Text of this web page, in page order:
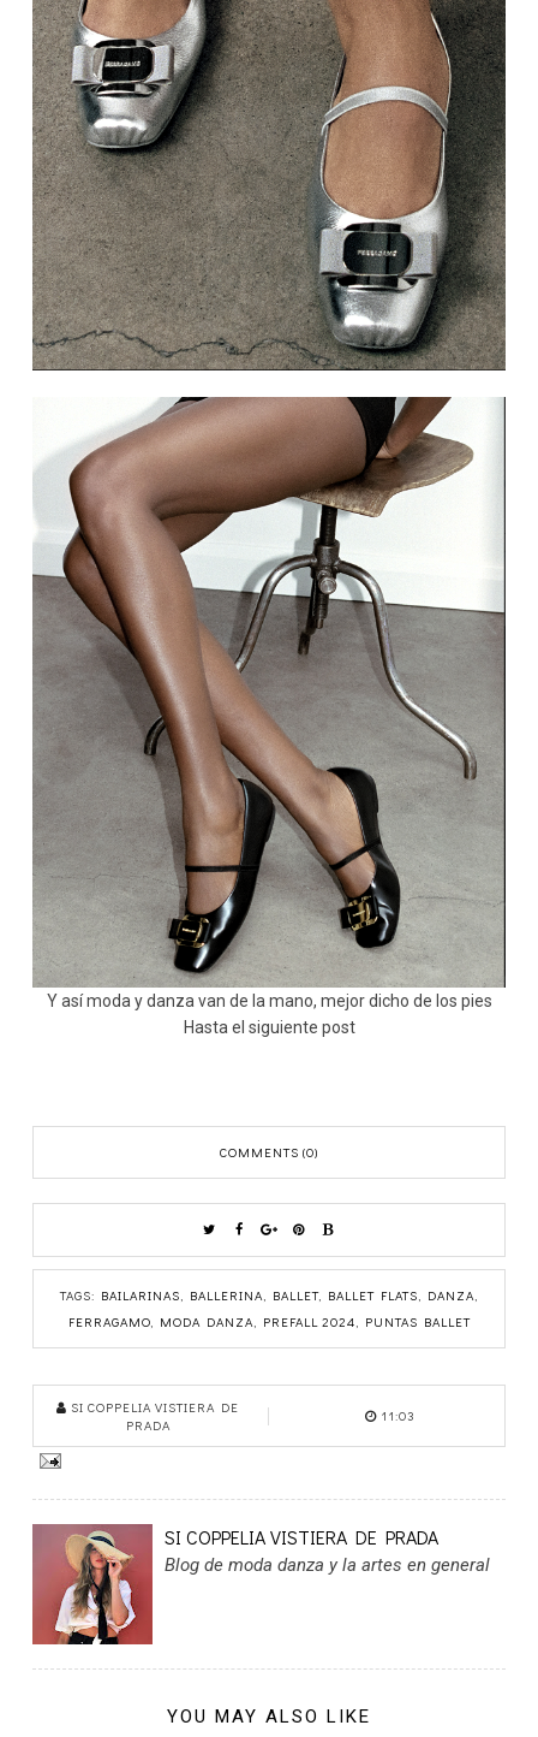
Y así moda y danza van de la mano, mejor dicho de los pies
Hasta el siguiente post
COMMENTS (0)
TAGS: BAILARINAS, BALLERINA, BALLET, BALLET FLATS, DANZA,
FERRAGAMO, MODA DANZA, PREFALL 2024, PUNTAS BALLET
SI COPPELIA VISTIERA DE
PRADA
11:03
SI COPPELIA VISTIERA DE PRADA
Blog de moda danza y la artes en general
YOU MAY ALSO LIKE